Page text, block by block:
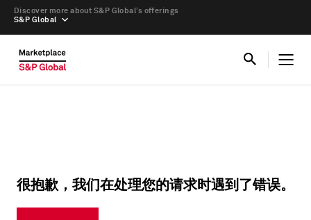
S&P Global
Discover more about S&P Global’s offerings
很抱歉，我们在处理您的请求时遇到了错误。